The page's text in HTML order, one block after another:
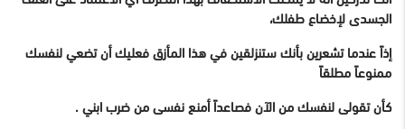
الجسدى لإخضاع طفلك،
إذاً عندما تشعرين بأنك ستنزلقين في هذا المأزق فعليك أن تضعي لنفسك
ممنوعاً مطلقاً
كأن تقولى لنفسك من الآن فصاعداً أمنع نفسى من ضرب ابني .